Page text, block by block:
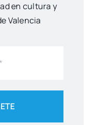
en cul­tu­ra y
Valen­cia